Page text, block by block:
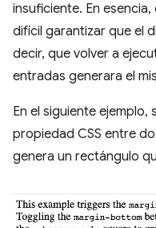
insuficiente. En
difícil garantizar que el
decir, que volver a
entradas generara el
En el siguiente ejemplo,
propiedad CSS entre
genera un rectángulo